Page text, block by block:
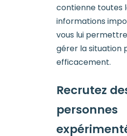
contienne toutes
informations
vous lui
gérer la situation
efficacement.
Recrutez
personnes